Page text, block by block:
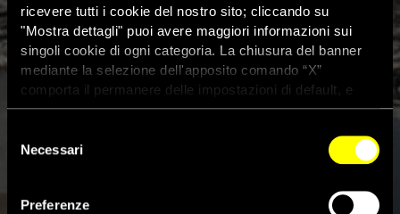
ricevere tutti i cookie del nostro sito; cliccando su
"Mostra dettagli" puoi avere maggiori informazioni sui
singoli cookie di ogni categoria. La chiusura del banner
mediante la selezione dell'apposito comando “X”
comporta il permanere delle impostazioni di default, e
dunque la continuazione della navigazione con i cookie
dei cookie attivi sul sito clicca
delNecessari
Preferenze
Insediamenti Rom: l’Unione